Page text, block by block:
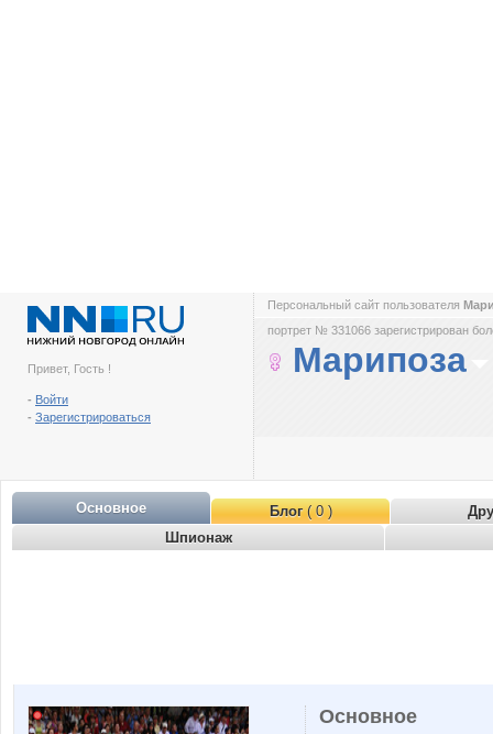
Привет, Гость !
- Войти
- Зарегистрироваться
Персональный сайт пользователя
портрет № 331066 зарегистрирован
Марипоза
Основное Блог( 0 )
Шпионаж
Основное